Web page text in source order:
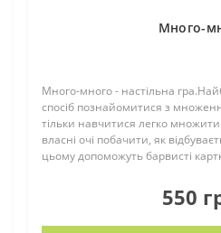
Много-
Много-много - настільна
спосіб познайомитися з
тільки навчитися легко
власні очі побачити, як
цьому допоможуть барвисті
550